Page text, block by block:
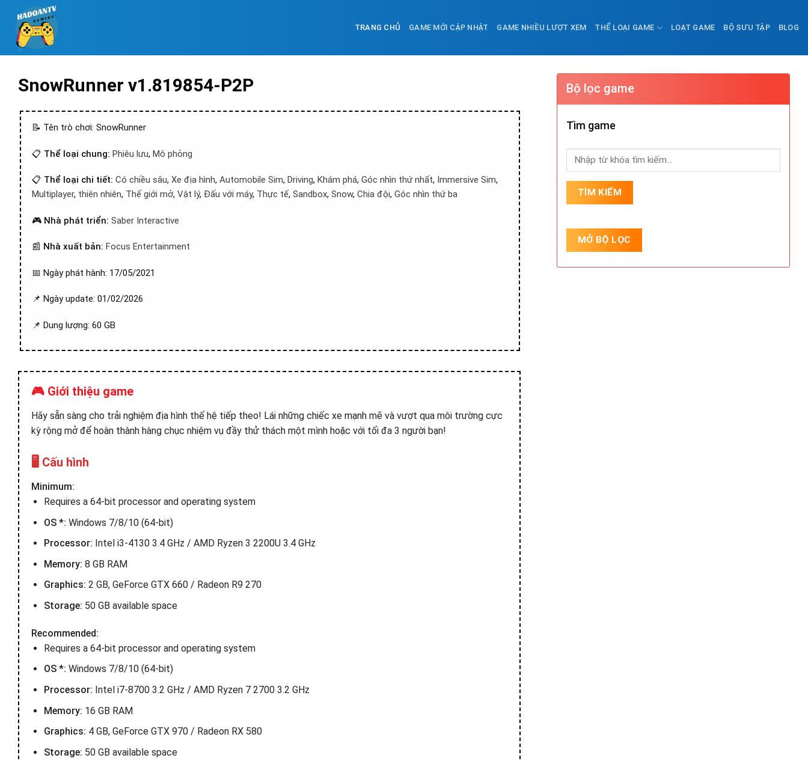
TRANG CHỦ GAME MỚI CẬP NHẬT GAME NHIỀU LƯỢT XEM THỂ LOẠI GAME LOẠT GAME BỘ SƯU TẬP BLOG
SnowRunner v1.819854-P2P
📝 Tên trò chơi: SnowRunner
📋 Thể loại chung: Phiêu lưu, Mô phỏng
📋 Thể loại chi tiết: Có chiều sâu, Xe địa hình, Automobile Sim, Driving, Khám phá, Góc nhìn thứ nhất, Immersive Sim,
Multiplayer, thiên nhiên, Thế giới mở, Vật lý, Đấu với máy, Thực tế, Sandbox, Snow, Chia đội, Góc nhìn thứ ba
🎮 Nhà phát triển: Saber Interactive
📰 Nhà xuất bản: Focus Entertainment
📅 Ngày phát hành: 17/05/2021
📌 Ngày update: 01/02/2026
📌 Dung lượng: 60 GB
🎮 Giới thiệu game
Hãy sẵn sàng cho trải nghiệm địa hình thế hệ tiếp theo! Lái những chiếc xe mạnh mẽ và vượt qua môi trường cực
kỳ rộng mở để hoàn thành hàng chục nhiệm vụ đầy thử thách một mình hoặc với tối đa 3 người bạn!
🖥️ Cấu hình
Minimum:
Requires a 64-bit processor and operating system
OS *: Windows 7/8/10 (64-bit)
Processor: Intel i3-4130 3.4 GHz / AMD Ryzen 3 2200U 3.4 GHz
Memory: 8 GB RAM
Graphics: 2 GB, GeForce GTX 660 / Radeon R9 270
Storage: 50 GB available space
Recommended:
Requires a 64-bit processor and operating system
OS *: Windows 7/8/10 (64-bit)
Processor: Intel i7-8700 3.2 GHz / AMD Ryzen 7 2700 3.2 GHz
Memory: 16 GB RAM
Graphics: 4 GB, GeForce GTX 970 / Radeon RX 580
Storage: 50 GB available space
Bộ lọc game
Tìm game